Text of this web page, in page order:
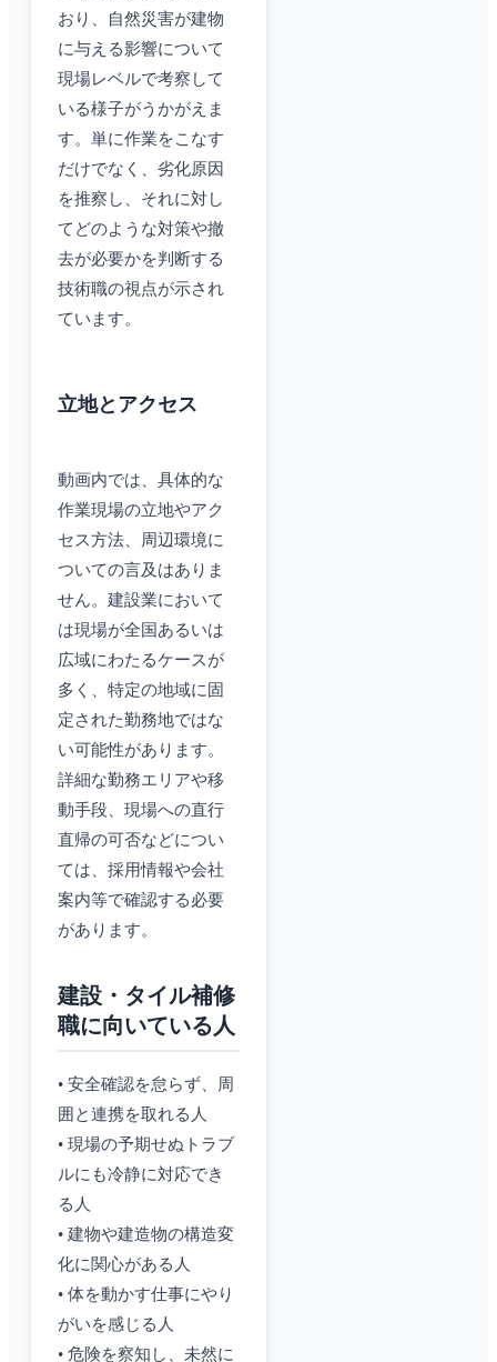
おり、自然災害が建物
に与える影響について
現場レベルで考察して
いる様子がうかがえま
す。単に作業をこなす
だけでなく、劣化原因
を推察し、それに対し
てどのような対策や撤
去が必要かを判断する
技術職の視点が示され
ています。
立地とアクセス
動画内では、具体的な
作業現場の立地やアク
セス方法、周辺環境に
ついての言及はありま
せん。建設業において
は現場が全国あるいは
広域にわたるケースが
多く、特定の地域に固
定された勤務地ではな
い可能性があります。
詳細な勤務エリアや移
動手段、現場への直行
直帰の可否などについ
ては、採用情報や会社
案内等で確認する必要
があります。
建設・タイル補修
職に向いている人
• 安全確認を怠らず、周
囲と連携を取れる人
• 現場の予期せぬトラブ
ルにも冷静に対応でき
る人
• 建物や建造物の構造変
化に関心がある人
• 体を動かす仕事にやり
がいを感じる人
• 危険を察知し、未然に